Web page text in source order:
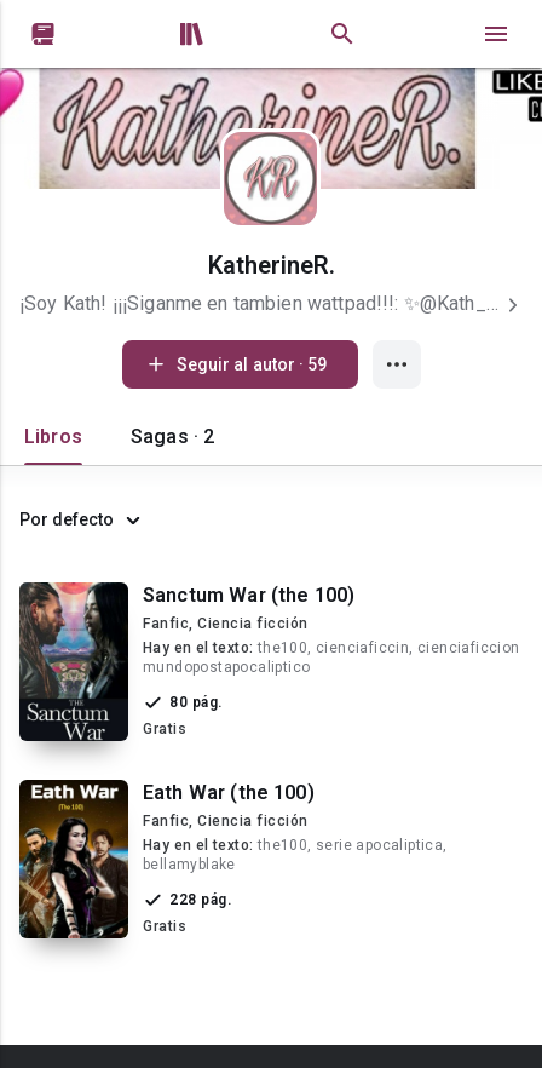
 
KatherineR.
¡Soy Kath! ¡¡¡Siganme en tambien wattpad!!!: ✨@Kath_Becks
Seguir al autor · 59
Libros Sagas · 2
Por defecto
Sanctum War (the 100)
Fanfic, Ciencia ficción
Hay en el texto:the100, cienciaficcin, cienciaficcion
mundopostapocaliptico
80 pág.
Gratis
Eath War (the 100)
Fanfic, Ciencia ficción
Hay en el texto:the100, serie apocaliptica,
bellamyblake
228 pág.
Gratis